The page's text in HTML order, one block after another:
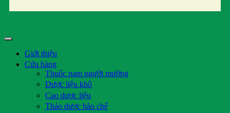
Giới thiệu
Cửa hàng
Thuốc nam người mường
Dược liệu khô
Cao dược liệu
Thảo dược bào chế